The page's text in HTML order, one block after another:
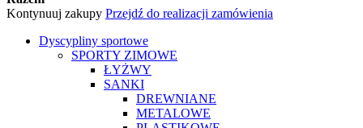
Kontynuuj zakupy Przejdź do realizacji zamówienia
Dyscypliny sportowe
SPORTY ZIMOWE
ŁYŻWY
SANKI
DREWNIANE
METALOWE